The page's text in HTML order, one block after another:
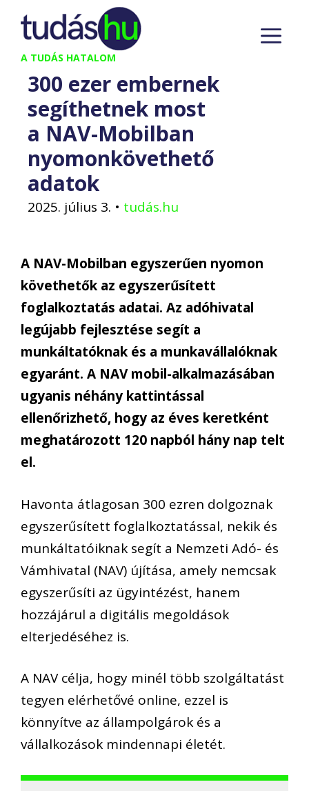
Kilépés
tartalomba
A TUDÁS HATALOM
300 ezer embernek
segíthetnek most
a NAV-Mobilban
nyomonkövethető
adatok
2025. július 3. • tudás.hu
A NAV-Mobilban egyszerűen nyomon
követhetők az egyszerűsített
foglalkoztatás adatai. Az adóhivatal
legújabb fejlesztése segít a
munkáltatóknak és a munkavállalóknak
egyaránt. A NAV mobil-alkalmazásában
ugyanis néhány kattintással
ellenőrizhető, hogy az éves keretként
meghatározott 120 napból hány nap telt
el.
Havonta átlagosan 300 ezren dolgoznak
egyszerűsített foglalkoztatással, nekik és
munkáltatóiknak segít a Nemzeti Adó- és
Vámhivatal (NAV) újítása, amely nemcsak
egyszerűsíti az ügyintézést, hanem
hozzájárul a digitális megoldások
elterjedéséhez is.
A NAV célja, hogy minél több szolgáltatást
tegyen elérhetővé online, ezzel is
könnyítve az állampolgárok és a
vállalkozások mindennapi életét.